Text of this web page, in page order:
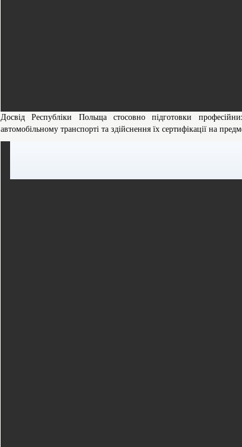
Досвід Республіки Польща стосовно підготовки
автомобільному транспорті та здійснення їх сертифікації на